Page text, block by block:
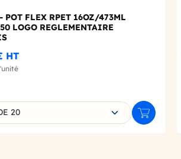
POT FLEX RPET 16OZ/473ML
LOGO REGLEMENTAIRE
HT
une déclinaison
20 Ajouter